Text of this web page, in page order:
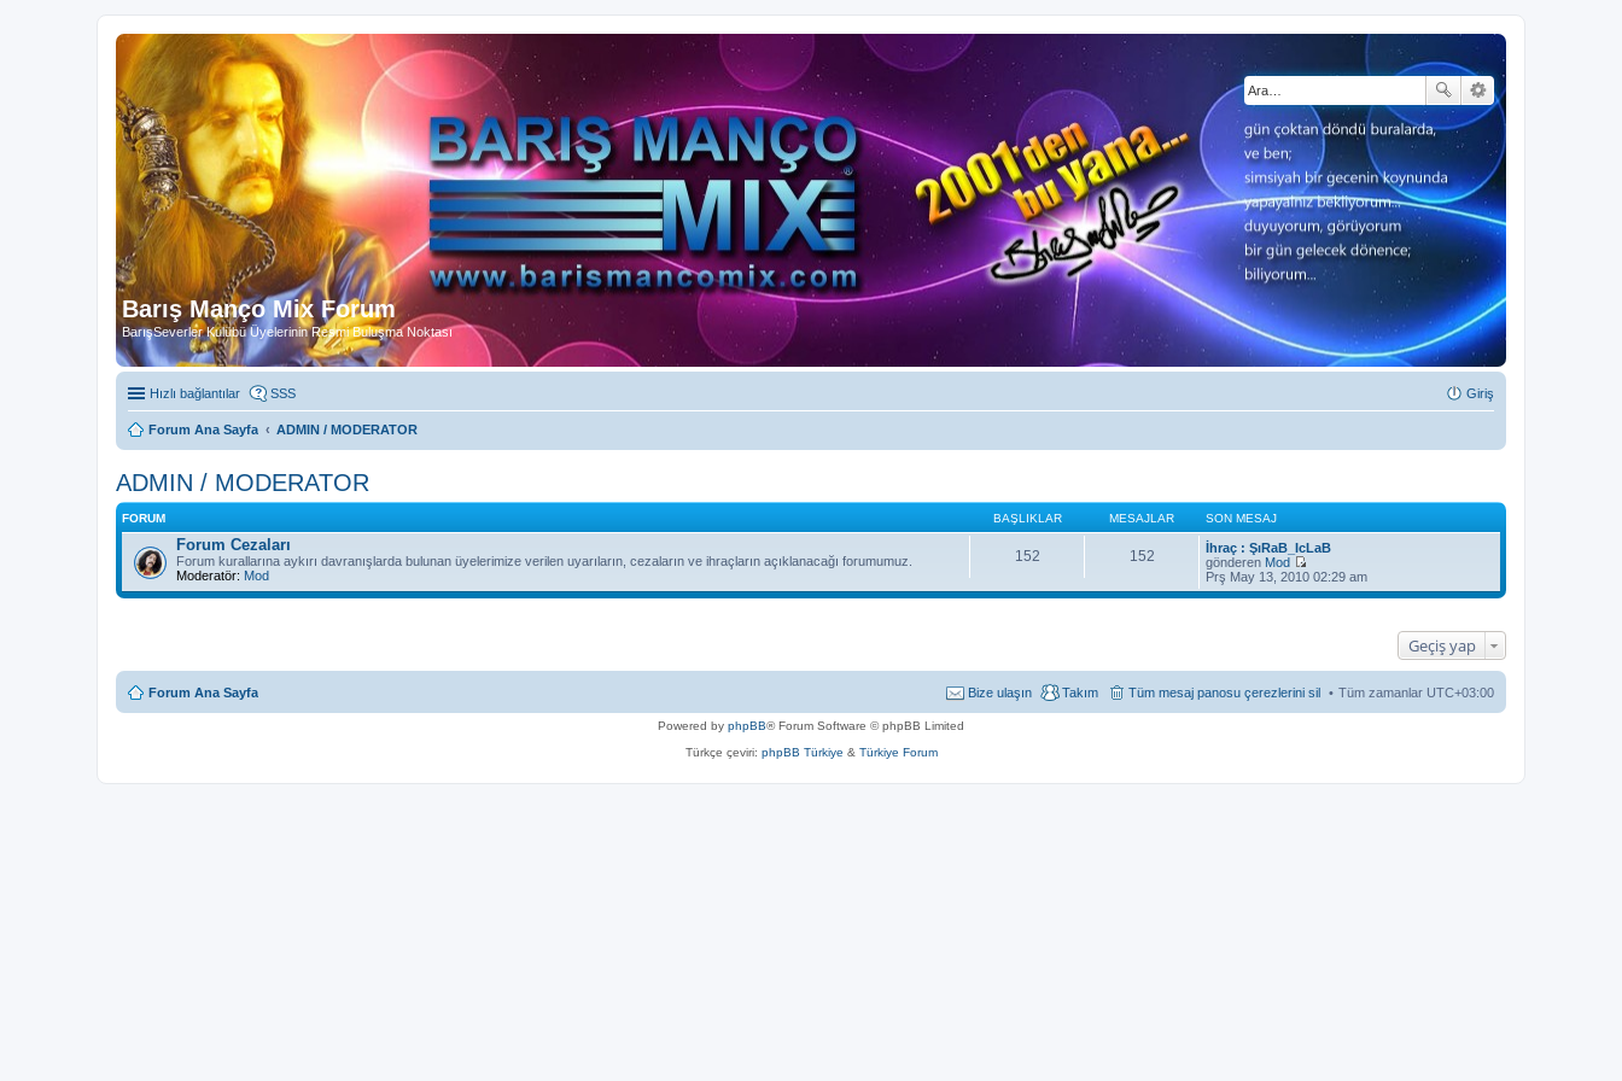
Barış Manço Mix Forum
BarışSeverler Kulübü Üyelerinin Resmi Buluşma Noktası
Hızlı bağlantılar SSS Giriş
Forum Ana Sayfa ADMIN / MODERATOR
ADMIN / MODERATOR
FORUM BAŞLIKLAR MESAJLAR SON MESAJ
Forum Cezaları
Forum kurallarına aykırı davranışlarda bulunan üyelerimize verilen uyarıların, cezaların ve ihraçların açıklanacağı forumumuz.
Moderatör: Mod
152 152
İhraç : ŞıRaB_IcLaB
gönderen Mod
S
o
n
j
ı
Prş May 13, 2010 02:29 am
Geçiş yap
Forum Ana Sayfa Tüm zamanlar UTC+03:00
Tüm mesaj panosu çerezlerini sil
Takım
Bize ulaşın
Powered by phpBB® Forum Software © phpBB Limited
Türkçe çeviri: phpBB Türkiye & Türkiye Forum